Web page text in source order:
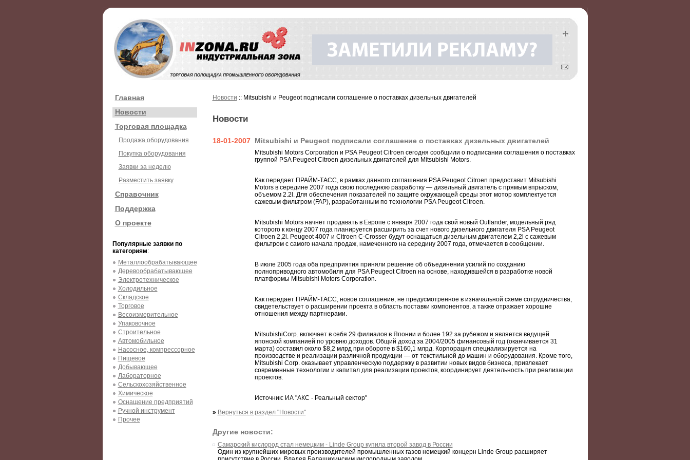
Главная
Новости
Торговая площадка
Продажа оборудования
Покупка оборудования
Заявки за неделю
Разместить заявку
Справочник
Поддержка
О проекте
Популярные заявки по
категориям:
Металлообрабатывающее
Деревообрабатывающее
Электротехническое
Холодильное
Складское
Торговое
Весоизмерительное
Упаковочное
Строительное
Автомобильное
Насосное, компрессорное
Пищевое
Добывающее
Лабораторное
Сельскохозяйственное
Химическое
Оснащение предприятий
Ручной инструмент
Прочее
Новости :: Mitsubishi и Peugeot подписали соглашение о поставках дизельных двигателей
Новости
18-01-2007 Mitsubishi и Peugeot подписали соглашение о поставках дизельных двигателей
Mitsubishi Motors Corporation и PSA Peugeot Citroen сегодня сообщили о подписании соглашения о поставках
группой PSA Peugeot Citroen дизельных двигателей для Mitsubishi Motors.
Как передает ПРАЙМ-ТАСС, в рамках данного соглашения PSA Peugeot Citroen предоставит Mitsubishi
Motors в середине 2007 года свою последнюю разработку — дизельный двигатель с прямым впрыском,
объемом 2.2l. Для обеспечения показателей по защите окружающей среды этот мотор комплектуется
сажевым фильтром (FAP), разработанным по технологии PSA Peugeot Citroen.
Mitsubishi Motors начнет продавать в Европе с января 2007 года свой новый Outlander, модельный ряд
которого к концу 2007 года планируется расширить за счет нового дизельного двигателя PSA Peugeot
Citroen 2,2l. Peugeot 4007 и Citroen C-Crosser будут оснащаться дизельным двигателем 2,2l с сажевым
фильтром с самого начала продаж, намеченного на середину 2007 года, отмечается в сообщении.
В июле 2005 года оба предприятия приняли решение об объединении усилий по созданию
полноприводного автомобиля для PSA Peugeot Citroen на основе, находившейся в разработке новой
платформы Mitsubishi Motors Corporation.
Как передает ПРАЙМ-ТАСС, новое соглашение, не предусмотренное в изначальной схеме сотрудничества,
свидетельствует о расширении проекта в область поставки компонентов, а также отражает хорошие
отношения между партнерами.
MitsubishiCorp. включает в себя 29 филиалов в Японии и более 192 за рубежом и является ведущей
японской компанией по уровню доходов. Общий доход за 2004/2005 финансовый год (оканчивается 31
марта) составил около $8,2 млрд при обороте в $160,1 млрд. Корпорация специализируется на
производстве и реализации различной продукции — от текстильной до машин и оборудования. Кроме того,
Mitsubishi Corp. оказывает управленческую поддержку в развитии новых видов бизнеса, привлекает
современные технологии и капитал для реализации проектов, координирует деятельность при реализации
проектов.
Источник: ИА "АКС - Реальный сектор"
» Вернуться в раздел "Новости"
Другие новости:
Самарский кислород стал немецким - Linde Group купила второй завод в России
Один из крупнейших мировых производителей промышленных газов немецкий концерн Linde Group расширяет